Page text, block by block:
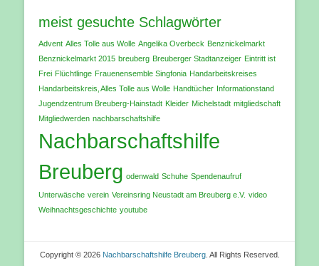
meist gesuchte Schlagwörter
Advent Alles Tolle aus Wolle Angelika Overbeck Benznickelmarkt
Benznickelmarkt 2015 breuberg Breuberger Stadtanzeiger Eintritt ist
Frei Flüchtlinge Frauenensemble Singfonia Handarbeitskreises
Handarbeitskreis‚ Alles Tolle aus Wolle Handtücher Informationstand
Jugendzentrum Breuberg-Hainstadt Kleider Michelstadt mitgliedschaft
Mitgliedwerden nachbarschaftshilfe
Nachbarschaftshilfe
Breuberg odenwald Schuhe Spendenaufruf
Unterwäsche verein Vereinsring Neustadt am Breuberg e.V. video
Weihnachtsgeschichte youtube
Copyright © 2026 Nachbarschaftshilfe Breuberg. All Rights Reserved.